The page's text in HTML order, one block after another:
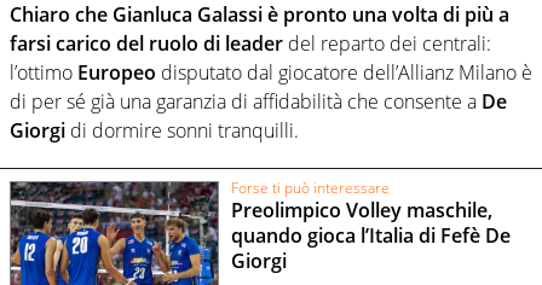
Chiaro che Gianluca Galassi è pronto una volta di più a
farsi carico del ruolo di leader del reparto dei centrali:
l’ottimo Europeo disputato dal giocatore dell’Allianz Milano è
di per sé già una garanzia di affidabilità che consente a De
Giorgi di dormire sonni tranquilli.
Forse ti può interessare
Preolimpico Volley maschile,
quando gioca l’Italia di Fefè De
Giorgi